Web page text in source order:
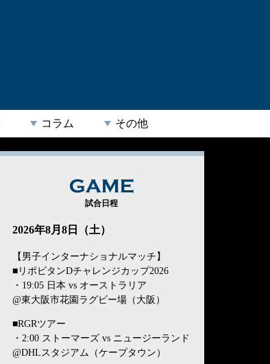
コラム その他
GAME
試合日程
2026年8月8日（土）
【男子インターナショナルマッチ】
■リポビタンDチャレンジカップ2026
・19:05 日本 vs オーストラリア
@東大阪市花園ラグビー場（大阪）
■RGRツアー
・2:00 ストーマーズ vs ニュージーランド
@DHLスタジアム（ケープタウン）